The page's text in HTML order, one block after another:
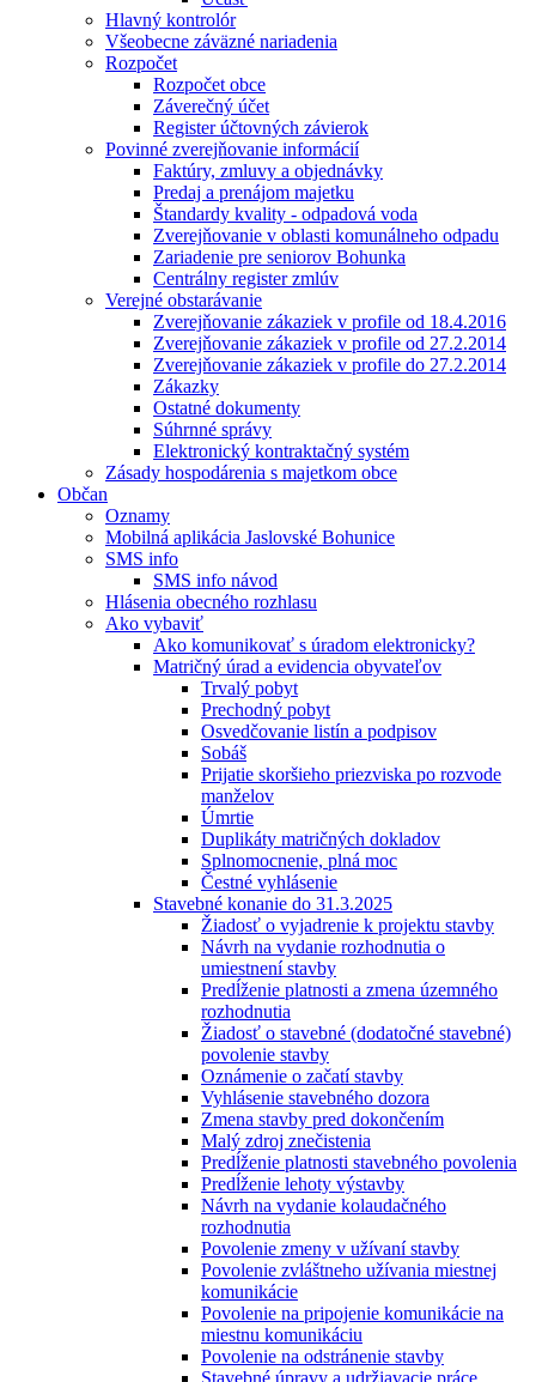
Hlavný kontrolór
Všeobecne záväzné nariadenia
Rozpočet
Rozpočet obce
Záverečný účet
Register účtovných závierok
Povinné zverejňovanie informácií
Faktúry, zmluvy a objednávky
Predaj a prenájom majetku
Štandardy kvality - odpadová voda
Zverejňovanie v oblasti komunálneho odpadu
Zariadenie pre seniorov Bohunka
Centrálny register zmlúv
Verejné obstarávanie
Zverejňovanie zákaziek v profile od 18.4.2016
Zverejňovanie zákaziek v profile od 27.2.2014
Zverejňovanie zákaziek v profile do 27.2.2014
Zákazky
Ostatné dokumenty
Súhrnné správy
Elektronický kontraktačný systém
Zásady hospodárenia s majetkom obce
Občan
Oznamy
Mobilná aplikácia Jaslovské Bohunice
SMS info
SMS info návod
Hlásenia obecného rozhlasu
Ako vybaviť
Ako komunikovať s úradom elektronicky?
Matričný úrad a evidencia obyvateľov
Trvalý pobyt
Prechodný pobyt
Osvedčovanie listín a podpisov
Sobáš
Prijatie skoršieho priezviska po rozvode
manželov
Úmrtie
Duplikáty matričných dokladov
Splnomocnenie, plná moc
Čestné vyhlásenie
Stavebné konanie do 31.3.2025
Žiadosť o vyjadrenie k projektu stavby
Návrh na vydanie rozhodnutia o
umiestnení stavby
Predĺženie platnosti a zmena územného
rozhodnutia
Žiadosť o stavebné (dodatočné stavebné)
povolenie stavby
Oznámenie o začatí stavby
Vyhlásenie stavebného dozora
Zmena stavby pred dokončením
Malý zdroj znečistenia
Predĺženie platnosti stavebného povolenia
Predĺženie lehoty výstavby
Návrh na vydanie kolaudačného
rozhodnutia
Povolenie zmeny v užívaní stavby
Povolenie zvláštneho užívania miestnej
komunikácie
Povolenie na pripojenie komunikácie na
miestnu komunikáciu
Povolenie na odstránenie stavby
Stavebné úpravy a udržiavacie práce